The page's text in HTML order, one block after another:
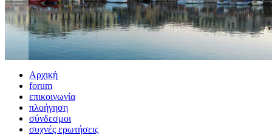
Αρχική
forum
επικοινωνία
πλοήγηση
σύνδεσμοι
συχνές ερωτήσεις